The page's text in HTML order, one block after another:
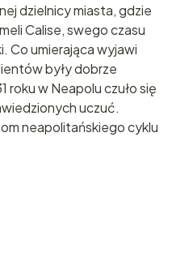
dzielnicy miasta, gdzie
Calise, swego czasu
Co umierająca wyjawi
były dobrze
roku w Neapolu czuło się
uczuć.
neapolitańskiego cyklu